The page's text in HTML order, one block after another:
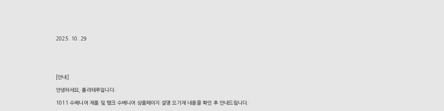
2025. 10. 29
[안내]
안녕하세요, 폴리테루입니다.
1011 수베니어 제품 및 행크 수베니어 상품페이지 설명 오기재 내용을 확인 후 안내드립니다.